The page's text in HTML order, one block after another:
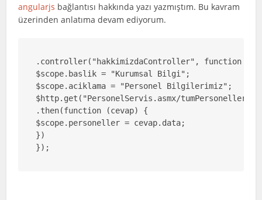
angularjs bağlantısı hakkında yazı yazmıştım. Bu kavram
üzerinden anlatıma devam ediyorum.
.controller("hakkimizdaController", function
$scope.baslik = "Kurumsal Bilgi";
$scope.aciklama = "Personel Bilgilerimiz";
$http.get("PersonelServis.asmx/tumPersoneller")
.then(function (cevap) {
$scope.personeller = cevap.data;
})
});